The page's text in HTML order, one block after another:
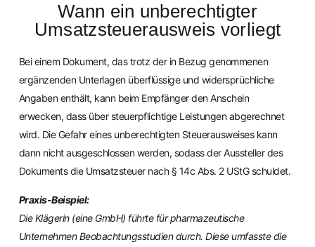
Wann ein unberechtigter
Umsatzsteuerausweis vorliegt
Bei einem Dokument, das trotz der in Bezug genommenen
ergänzenden Unterlagen überflüssige und widersprüchliche
Angaben enthält, kann beim Empfänger den Anschein
erwecken, dass über steuerpflichtige Leistungen abgerechnet
wird. Die Gefahr eines unberechtigten Steuerausweises kann
dann nicht ausgeschlossen werden, sodass der Aussteller des
Dokuments die Umsatzsteuer nach § 14c Abs. 2 UStG schuldet.
Praxis-Beispiel:
Die Klägerin (eine GmbH) führte für pharmazeutische
Unternehmen Beobachtungsstudien durch. Diese umfasste die